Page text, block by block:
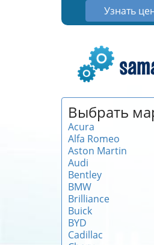
Узнать
Выбрать
Acura
Alfa Romeo
Aston Martin
Audi
Bentley
BMW
Brilliance
Buick
BYD
Cadillac